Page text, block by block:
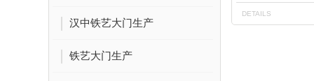
汉中铁艺大门生产
铁艺大门生产
DETAILS